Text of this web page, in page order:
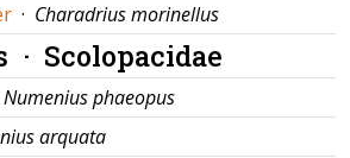
· Charadrius morinellus
· Scolopacidae
Numenius phaeopus
arquata